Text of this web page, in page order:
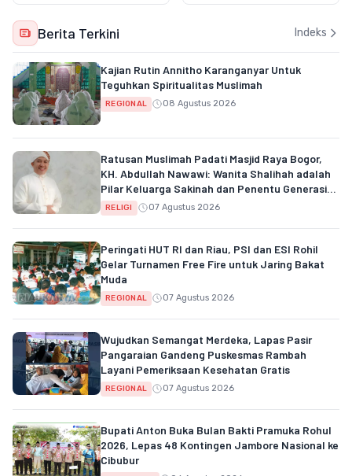
Berita Terkini Indeks
Kajian Rutin Annitho Karanganyar Untuk
Teguhkan Spiritualitas Muslimah
REGIONAL 08 Agustus 2026
Ratusan Muslimah Padati Masjid Raya Bogor,
KH. Abdullah Nawawi: Wanita Shalihah adalah
Pilar Keluarga Sakinah dan Penentu Generasi
Qur'ani
RELIGI 07 Agustus 2026
Peringati HUT RI dan Riau, PSI dan ESI Rohil
Gelar Turnamen Free Fire untuk Jaring Bakat
Muda
REGIONAL 07 Agustus 2026
Wujudkan Semangat Merdeka, Lapas Pasir
Pangaraian Gandeng Puskesmas Rambah
Layani Pemeriksaan Kesehatan Gratis
REGIONAL 07 Agustus 2026
Bupati Anton Buka Bulan Bakti Pramuka Rohul
2026, Lepas 48 Kontingen Jambore Nasional ke
Cibubur